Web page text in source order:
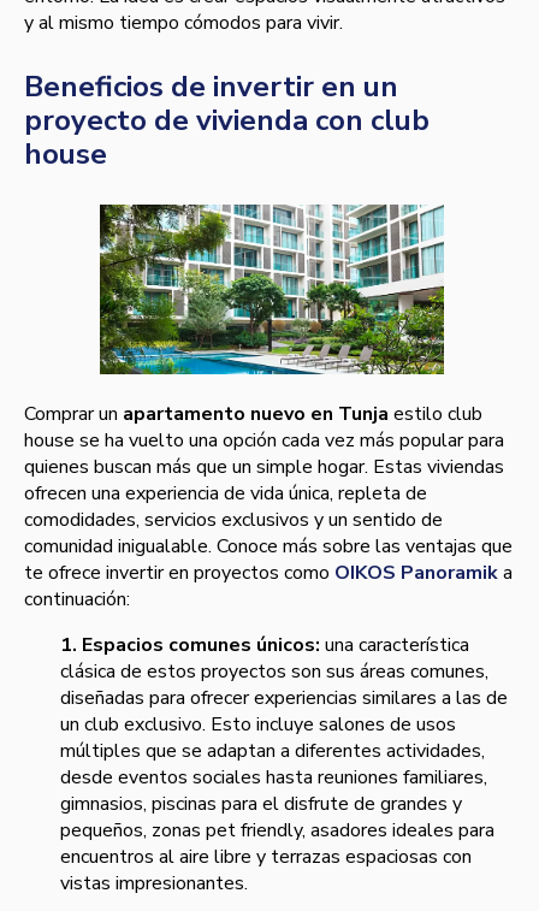
y al mismo tiempo cómodos para vivir.
Beneficios de invertir en un
proyecto de vivienda con club
house
Comprar un apartamento nuevo en Tunja estilo club
house se ha vuelto una opción cada vez más popular para
quienes buscan más que un simple hogar. Estas viviendas
ofrecen una experiencia de vida única, repleta de
comodidades, servicios exclusivos y un sentido de
comunidad inigualable. Conoce más sobre las ventajas que
te ofrece invertir en proyectos como OIKOS Panoramika
continuación:
1. Espacios comunes únicos: una característica
clásica de estos proyectos son sus áreas comunes,
diseñadas para ofrecer experiencias similares a las de
un club exclusivo. Esto incluye salones de usos
múltiples que se adaptan a diferentes actividades,
desde eventos sociales hasta reuniones familiares,
gimnasios, piscinas para el disfrute de grandes y
pequeños, zonas pet friendly, asadores ideales para
encuentros al aire libre y terrazas espaciosas con
vistas impresionantes.